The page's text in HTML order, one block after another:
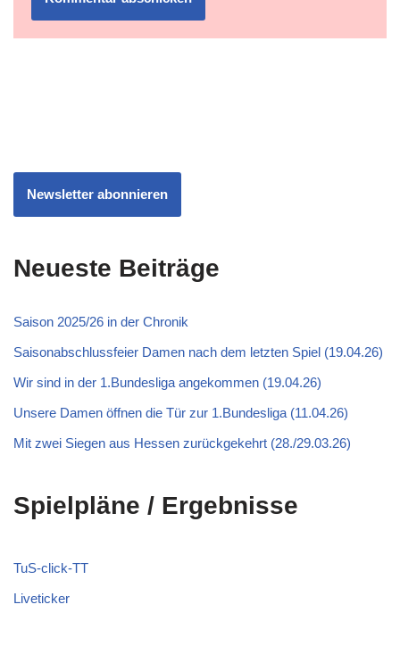
Newsletter abonnieren
Neueste Beiträge
Saison 2025/26 in der Chronik
Saisonabschlussfeier Damen nach dem letzten Spiel (19.04.26)
Wir sind in der 1.Bundesliga angekommen (19.04.26)
Unsere Damen öffnen die Tür zur 1.Bundesliga (11.04.26)
Mit zwei Siegen aus Hessen zurückgekehrt (28./29.03.26)
Spielpläne / Ergebnisse
TuS-click-TT
Liveticker